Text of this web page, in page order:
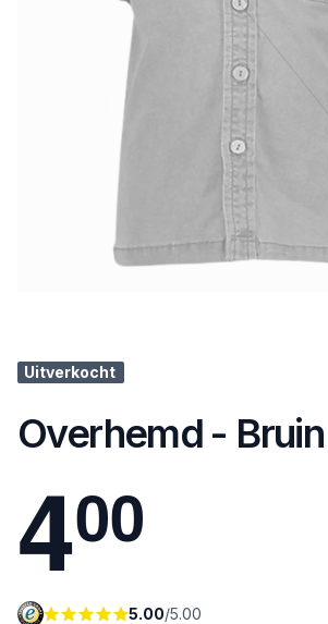
Uitverkocht
Overhemd - Bruin
400
5.00/5.00